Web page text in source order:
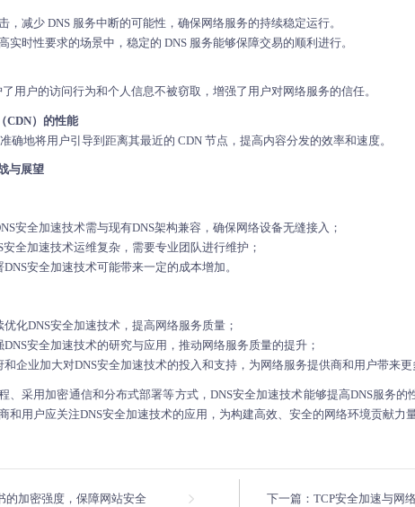
，减少 DNS 服务中断的可能性，确保网络服务的持续稳定运行。
实时性要求的场景中，稳定的 DNS 服务能够保障交易的顺利进行。
用户的访问行为和个人信息不被窃取，增强了用户对网络服务的信任。
CDN）的性能
确地将用户引导到距离其最近的 CDN 节点，提高内容分发的效率和速度。
与展望
安全加速技术需与现有DNS架构兼容，确保网络设备无缝接入；
安全加速技术运维复杂，需要专业团队进行维护；
DNS安全加速技术可能带来一定的成本增加。
优化DNS安全加速技术，提高网络服务质量；
DNS安全加速技术的研究与应用，推动网络服务质量的提升；
和企业加大对DNS安全加速技术的投入和支持，为网络服务提供商和用户带来更
、采用加密通信和分布式部署等方式， DNS安全加速技术能够提高DNS服务的
和用户应关注DNS安全加速技术的应用，为构建高效、安全的网络环境贡献力量
的加密强度，保障网站安全 下一篇：TCP安全加速与网